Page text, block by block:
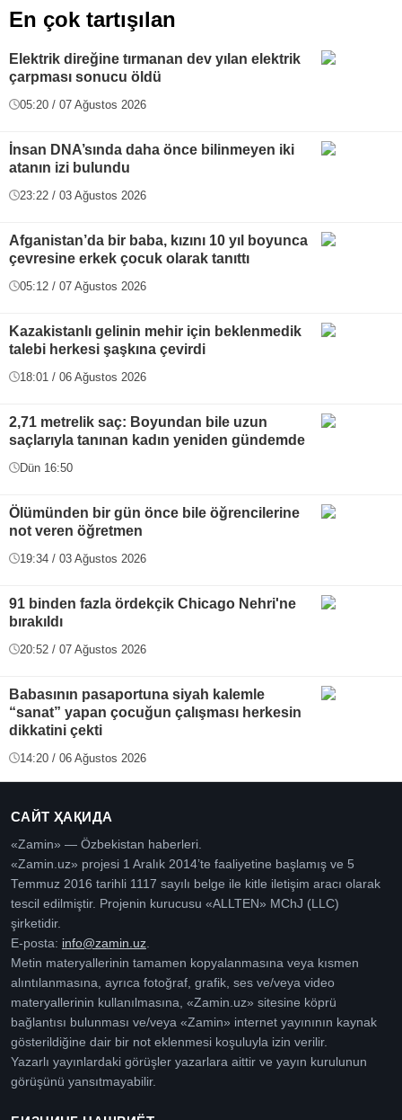
En çok tartışılan
Elektrik direğine tırmanan dev yılan elektrik
çarpması sonucu öldü
05:20 / 07 Ağustos 2026
İnsan DNA’sında daha önce bilinmeyen iki
atanın izi bulundu
23:22 / 03 Ağustos 2026
Afganistan’da bir baba, kızını 10 yıl boyunca
çevresine erkek çocuk olarak tanıttı
05:12 / 07 Ağustos 2026
Kazakistanlı gelinin mehir için beklenmedik
talebi herkesi şaşkına çevirdi
18:01 / 06 Ağustos 2026
2,71 metrelik saç: Boyundan bile uzun
saçlarıyla tanınan kadın yeniden gündemde
Dün 16:50
Ölümünden bir gün önce bile öğrencilerine
not veren öğretmen
19:34 / 03 Ağustos 2026
91 binden fazla ördekçik Chicago Nehri'ne
bırakıldı
20:52 / 07 Ağustos 2026
Babasının pasaportuna siyah kalemle
“sanat” yapan çocuğun çalışması herkesin
dikkatini çekti
14:20 / 06 Ağustos 2026
САЙТ ҲАҚИДА
«Zamin» — Özbekistan haberleri.
«Zamin.uz» projesi 1 Aralık 2014’te faaliyetine başlamış ve 5
Temmuz 2016 tarihli 1117 sayılı belge ile kitle iletişim aracı olarak
tescil edilmiştir. Projenin kurucusu «ALLTEN» MChJ (LLC)
şirketidir.
E-posta: info@zamin.uz
Metin materyallerinin tamamen kopyalanmasına veya kısmen
alıntılanmasına, ayrıca fotoğraf, grafik, ses ve/veya video
materyallerinin kullanılmasına, «Zamin.uz» sitesine köprü
bağlantısı bulunması ve/veya «Zamin» internet yayınının kaynak
gösterildiğine dair bir not eklenmesi koşuluyla izin verilir.
Yazarlı yayınlardaki görüşler yazarlara aittir ve yayın kurulunun
görüşünü yansıtmayabilir.